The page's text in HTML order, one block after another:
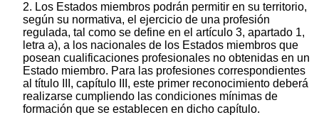
2. Los Estados miembros podrán permitir en su territorio,
según su normativa, el ejercicio de una profesión
regulada, tal como se define en el artículo 3, apartado 1,
letra a), a los nacionales de los Estados miembros que
posean cualificaciones profesionales no obtenidas en un
Estado miembro. Para las profesiones correspondientes
al título III, capítulo III, este primer reconocimiento deberá
realizarse cumpliendo las condiciones mínimas de
formación que se establecen en dicho capítulo.